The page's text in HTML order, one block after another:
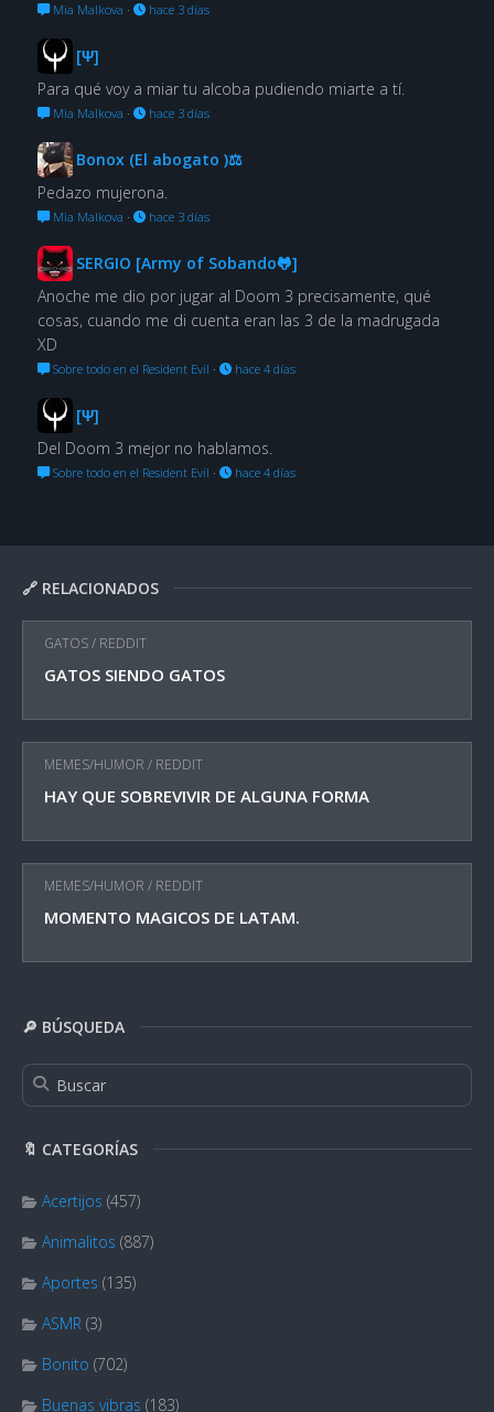
🔗 RELACIONADOS
GATOS/ REDDIT
GATOS SIENDO GATOS
MEMES/HUMOR / REDDIT
HAY QUE SOBREVIVIR DE ALGUNA FORMA
MEMES/HUMOR / REDDIT
MOMENTO MAGICOS DE LATAM.
🔎 BÚSQUEDA
🔖 CATEGORÍAS
Acertijos (457)
Animalitos (887)
Aportes (135)
ASMR (3)
Bonito (702)
Buenas vibras (183)
Mia Malkova · hace 3 días
[Ψ]
Para qué voy a miar tu alcoba pudiendo miarte a tí.
Mia Malkova · hace 3 días
Bonox (El abogato )⚖
Pedazo mujerona.
Mia Malkova · hace 3 días
SERGIO [Army of Sobando🐸]
Anoche me dio por jugar al Doom 3 precisamente, qué
cosas, cuando me di cuenta eran las 3 de la madrugada
XD
Sobre todo en el Resident Evil · hace 4 días
[Ψ]
Del Doom 3 mejor no hablamos.
Sobre todo en el Resident Evil · hace 4 días